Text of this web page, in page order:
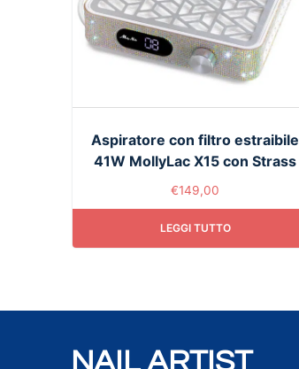
Aspiratore con filtro estraibile
41W MollyLac X15 con Strass
€149,00
LEGGI TUTTO
NAIL ARTIST